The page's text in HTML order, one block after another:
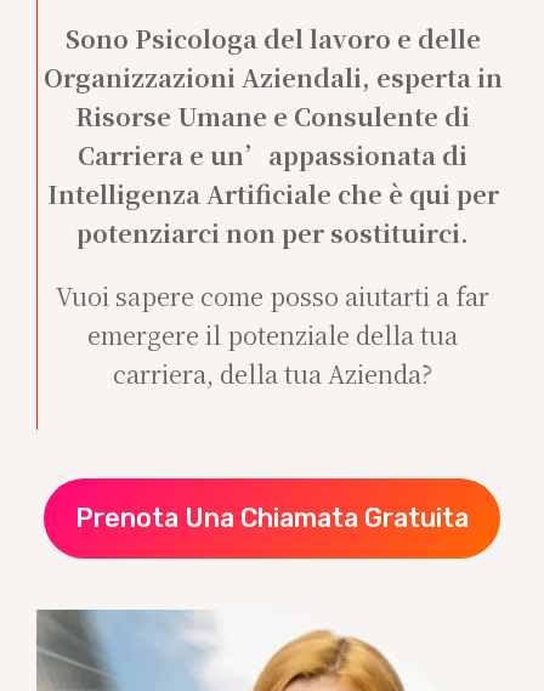
Sono Psicologa del lavoro e delle
Organizzazioni Aziendali, esperta in
Risorse Umane e Consulente di
Carriera e un’appassionata di
Intelligenza Artificiale che è qui per
potenziarci non per sostituirci.
Vuoi sapere come posso aiutarti a far
emergere il potenziale della tua
carriera, della tua Azienda?
Prenota Una Chiamata Gratuita